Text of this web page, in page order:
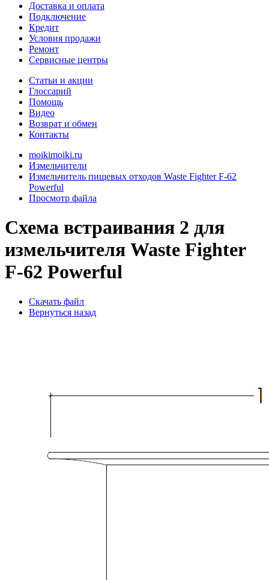
Доставка и оплата
Подключение
Кредит
Условия продажи
Ремонт
Сервисные центры
Статьи и акции
Глоссарий
Помощь
Видео
Возврат и обмен
Контакты
moikimoiki.ru
Измельчители
Измельчитель пищевых отходов Waste Fighter F-62
Powerful
Просмотр файла
Схема встраивания 2 для
измельчителя Waste Fighter
F-62 Powerful
Скачать файл
Вернуться назад